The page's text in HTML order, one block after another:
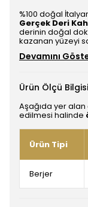
%100 doğal
Gerçek Deri
derinin doğal
kazanan yüzeyi
Devamını
Ürün Ölçü Bilgisi
Aşağıda yer
edilmesi halinde
Ürün Tipi
Berjer